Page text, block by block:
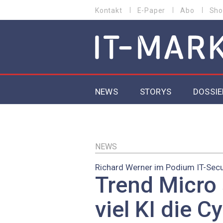
zum
MENU
Kontakt E-Paper Abo
MAIN NAVIGATION
NEWS STORYS
EU-
NEWS
Richard Werner im Podium IT-
Trend
viel KI die